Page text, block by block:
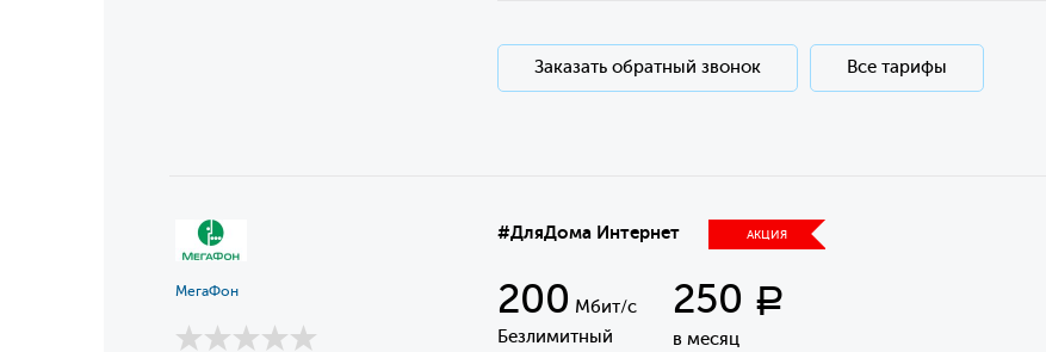
Заказать обратный звонок Все тарифы
МегаФон
#ДляДома Интернет АКЦИЯ
200 Мбит/с
Безлимитный
250 Р
в месяц